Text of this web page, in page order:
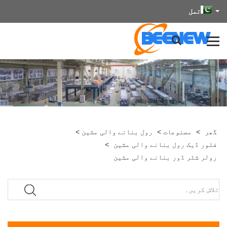
تمل
گھر > مصنوعات > رول بنانے والی مشین >
فلور ڈیک رول بنانے والی مشین
>
رولر شٹر ڈور بنانے والی مشین